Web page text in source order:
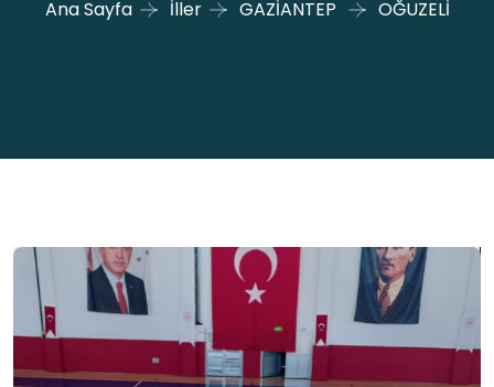
Ana Sayfa İller GAZİANTEP OĞUZELİ